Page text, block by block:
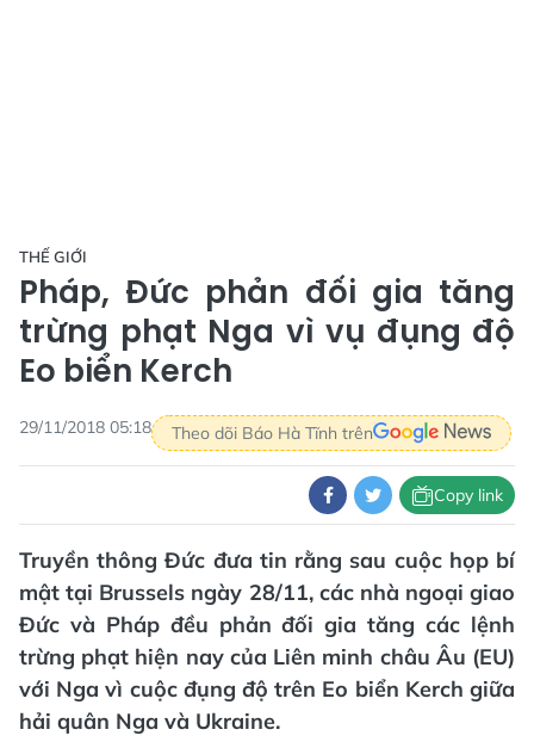
THẾ GIỚI
Pháp, Đức phản đối gia tăng
trừng phạt Nga vì vụ đụng độ
Eo biển Kerch
29/11/2018 05:18 Theo dõi Báo Hà Tĩnh trên
Copy link
Truyền thông Đức đưa tin rằng sau cuộc họp bí
mật tại Brussels ngày 28/11, các nhà ngoại giao
Đức và Pháp đều phản đối gia tăng các lệnh
trừng phạt hiện nay của Liên minh châu Âu (EU)
với Nga vì cuộc đụng độ trên Eo biển Kerch giữa
hải quân Nga và Ukraine.